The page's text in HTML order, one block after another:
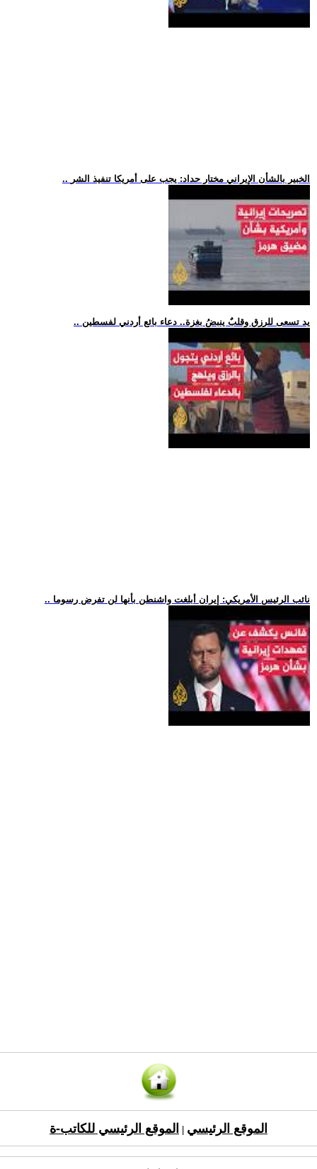
.. الخبير بالشأن الإيراني مختار حداد: يجب على أمريكا تنفيذ الشر
.. يد تسعى للرزق وقلبٌ ينبضُ بغزة.. دعاء بائع أردني لفسطين
.. نائب الرئيس الأمريكي: إيران أبلغت واشنطن بأنها لن تفرض رسوما
الموقع الرئيسي الموقع الرئيسي للكاتب-ة